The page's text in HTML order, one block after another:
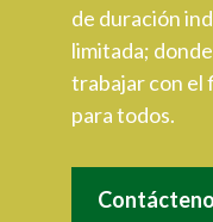
de duración
limitada;
trabajar con el
para todos.